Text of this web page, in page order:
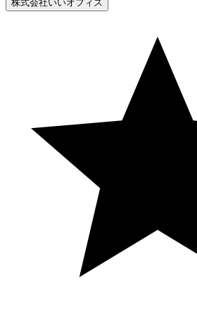
株式会社いいオフィス